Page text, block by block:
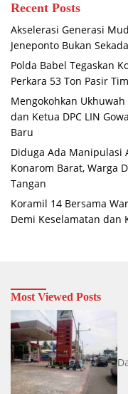
Recent Posts
Akselerasi Generasi
Jeneponto Bukan
Polda Babel Tegaskan
Perkara 53 Ton Pasir
Mengokohkan
dan Ketua DPC LIN
Baru
Diduga Ada Manipulasi
Konarom Barat, Warga
Tangan
Koramil 14 Bersama
Demi Keselamatan dan
Most Viewed Posts